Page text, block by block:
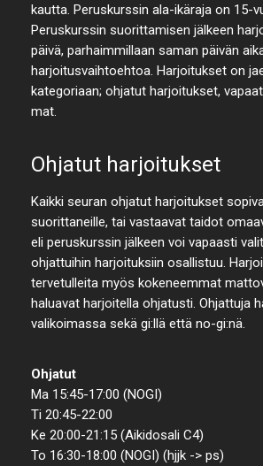
kautta. Peruskurssin ala-ikäraja on 15-
Peruskurssin suorittamisen jälkeen
päivä, parhaimmillaan saman päivän
harjoitusvaihtoehtoa. Harjoitukset on
kategoriaan; ohjatut harjoitukset,
mat.
Ohjatut harjoitukset
Kaikki seuran ohjatut harjoitukset
suorittaneille, tai vastaavat taidot
eli peruskurssin jälkeen voi vapaasti
ohjattuihin harjoituksiin osallistuu.
tervetulleita myös kokeneemmat
haluavat harjoitella ohjatusti. Ohjattuja
valikoimassa sekä gi:llä että no-gi:nä.
Ohjatut
Ma 15:45-17:00 (NOGI)
Ti 20:45-22:00
Ke 20:00-21:15 (Aikidosali C4)
To 16:30-18:00 (NOGI) (hjjk -> ps)